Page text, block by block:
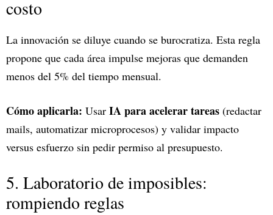
costo
La innovación se diluye cuando se burocratiza. Esta regla
propone que cada área impulse mejoras que demanden
menos del 5% del tiempo mensual.
Cómo aplicarla: Usar IA para acelerar tareas (redactar
mails, automatizar microprocesos) y validar impacto
versus esfuerzo sin pedir permiso al presupuesto.
5. Laboratorio de imposibles:
rompiendo reglas